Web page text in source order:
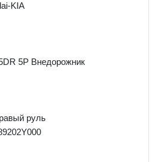
KIA
5P Внедорожник
руль